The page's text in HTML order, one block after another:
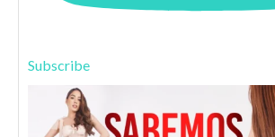
Subscribe